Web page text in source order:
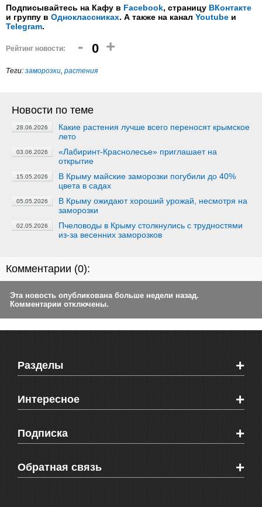
Подписывайтесь на Кафу в Facebook, страницу ВКонтакте
и группу в Одноклассниках. А также на канал Youtube и
Telegram.
Рейтинг новости: - 0 +
Теги: заморозки, растения
Новости по теме
28.06.2026
Какие растения лучше всего переносят крымское
лето
03.06.2026
«Лабиринт-Краснолесье» приглашает на
открытие
15.05.2026
В Крыму майские заморозки погубили до 40%
цвета в садах
05.05.2026
В Крыму ожидают хороший урожай, несмотря на
заморозки
02.05.2026
Пчеловоды в Крыму столкнулись с трудностями
из-за весенних заморозков
Комментарии (0):
Эта новость опубликована больше недели назад.
Комментарии отключены.
Разделы +
Новости Феодосии
Новости Крыма
Мировые новости
Объявления
Здоровье
СМС мнения читателей
Интересное +
Видео о Феодосии
Веб-камеры Феодосии
Блоги феодосийцев
Школы Феодосии
Подписка +
Печатная версия газеты "Кафа"
RSS
Обратная связь +
Рекламодателям